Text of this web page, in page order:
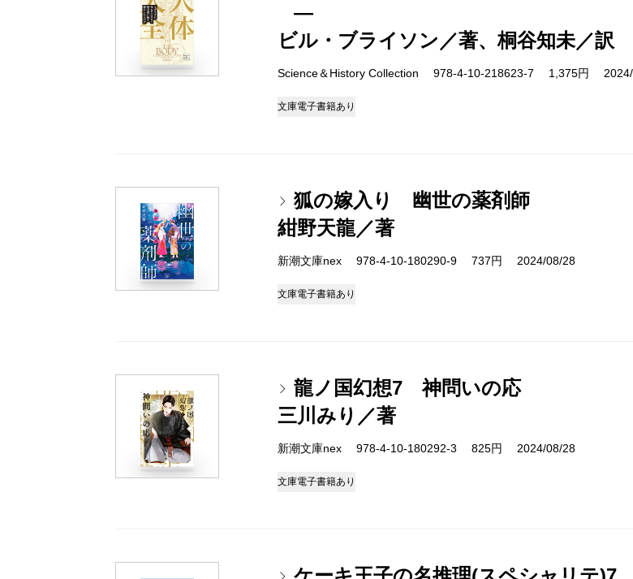
―
ビル・ブライソン／著、桐谷知未／訳
Science＆History Collection 978-4-10-218623-7 1,375円 2024/
文庫電子書籍あり
狐の嫁入り 幽世の薬剤師
紺野天龍／著
新潮文庫nex 978-4-10-180290-9 737円 2024/08/28
文庫電子書籍あり
龍ノ国幻想7 神問いの応
三川みり／著
新潮文庫nex 978-4-10-180292-3 825円 2024/08/28
文庫電子書籍あり